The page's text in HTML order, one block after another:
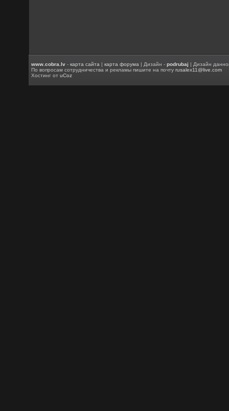
www.cobra.lv -карта сайта |карта форума | Дизайн -podrubaj | Дизайн
По вопросам сотрудничества и рекламы пишите на почтуrusalex11@live.com
Хостинг отuCoz